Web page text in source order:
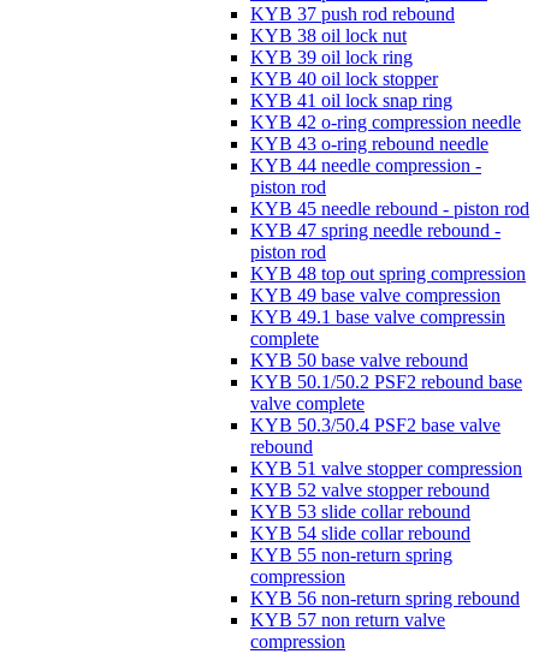
KYB 37 push rod rebound
KYB 38 oil lock nut
KYB 39 oil lock ring
KYB 40 oil lock stopper
KYB 41 oil lock snap ring
KYB 42 o-ring compression needle
KYB 43 o-ring rebound needle
KYB 44 needle compression -
piston rod
KYB 45 needle rebound - piston rod
KYB 47 spring needle rebound -
piston rod
KYB 48 top out spring compression
KYB 49 base valve compression
KYB 49.1 base valve compressin
complete
KYB 50 base valve rebound
KYB 50.1/50.2 PSF2 rebound base
valve complete
KYB 50.3/50.4 PSF2 base valve
rebound
KYB 51 valve stopper compression
KYB 52 valve stopper rebound
KYB 53 slide collar rebound
KYB 54 slide collar rebound
KYB 55 non-return spring
compression
KYB 56 non-return spring rebound
KYB 57 non return valve
compression